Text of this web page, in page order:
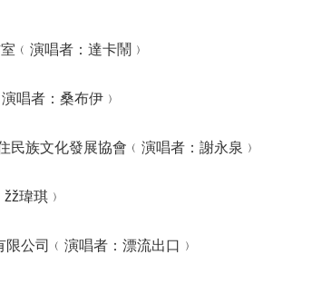
﹙演唱者：達卡鬧﹚
唱者：桑布伊﹚
族文化發展協會﹙演唱者：謝永泉﹚
瑋琪﹚
公司﹙演唱者：漂流出口﹚